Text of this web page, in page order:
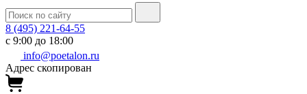
8 (495) 221-64-55
с 9:00 до 18:00
info@poetalon.ru
Адрес скопирован